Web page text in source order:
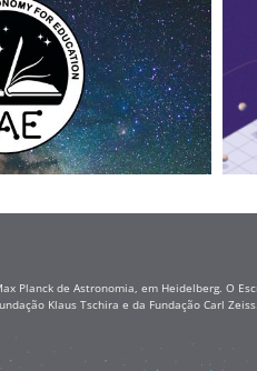
Planck de Astronomia, em Heidelberg. O
Klaus Tschira e da Fundação Carl